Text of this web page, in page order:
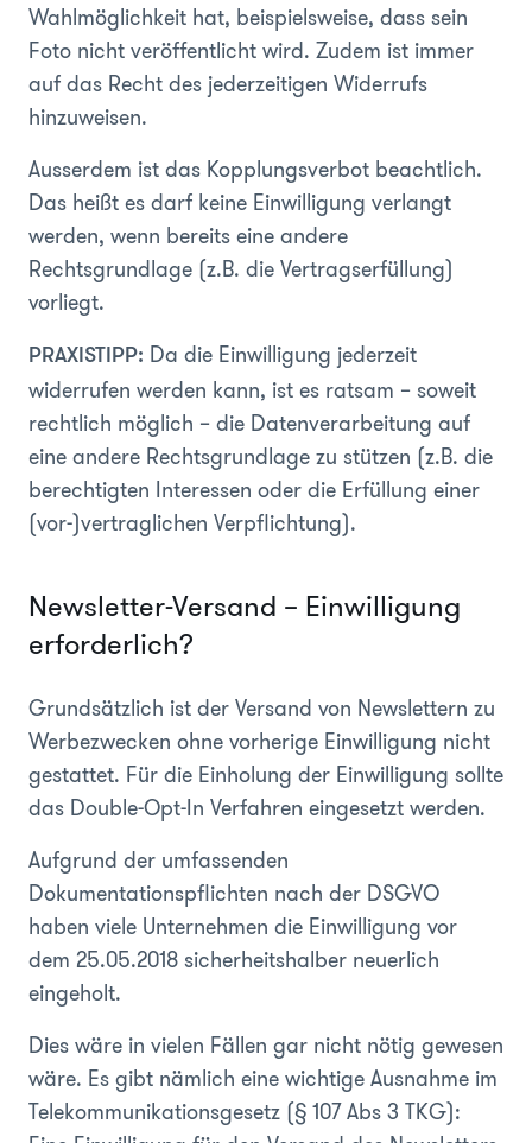
Wahlmöglichkeit hat, beispielsweise, dass sein
Foto nicht veröffentlicht wird. Zudem ist immer
auf das Recht des jederzeitigen Widerrufs
hinzuweisen.
Ausserdem ist das Kopplungsverbot beachtlich.
Das heißt es darf keine Einwilligung verlangt
werden, wenn bereits eine andere
Rechtsgrundlage (z.B. die Vertragserfüllung)
vorliegt.
PRAXISTIPP: Da die Einwilligung jederzeit
widerrufen werden kann, ist es ratsam – soweit
rechtlich möglich – die Datenverarbeitung auf
eine andere Rechtsgrundlage zu stützen (z.B. die
berechtigten Interessen oder die Erfüllung einer
(vor-)vertraglichen Verpflichtung).
Newsletter-Versand – Einwilligung
erforderlich?
Grundsätzlich ist der Versand von Newslettern zu
Werbezwecken ohne vorherige Einwilligung nicht
gestattet. Für die Einholung der Einwilligung sollte
das Double-Opt-In Verfahren eingesetzt werden.
Aufgrund der umfassenden
Dokumentationspflichten nach der DSGVO
haben viele Unternehmen die Einwilligung vor
dem 25.05.2018 sicherheitshalber neuerlich
eingeholt.
Dies wäre in vielen Fällen gar nicht nötig gewesen
wäre. Es gibt nämlich eine wichtige Ausnahme im
Telekommunikationsgesetz (§ 107 Abs 3 TKG):